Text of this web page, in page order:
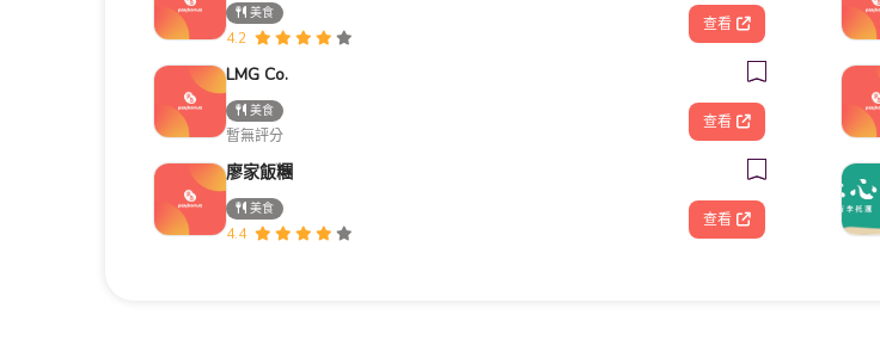
美食
4.2
查看
LMG Co.
美食
暫無評分
查看
廖家飯糰
美食
4.4
查看